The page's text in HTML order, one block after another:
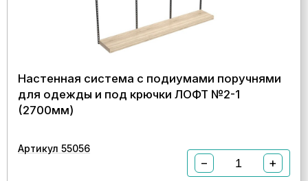
Настенная система с подиумами поручнями
для одежды и под крючки ЛОФТ №2-1
(2700мм)
Артикул 55056
− +